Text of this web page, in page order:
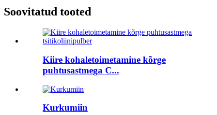
Soovitatud tooted
Kiire kohaletoimetamine kõrge
puhtusastmega C...
Kurkumiin